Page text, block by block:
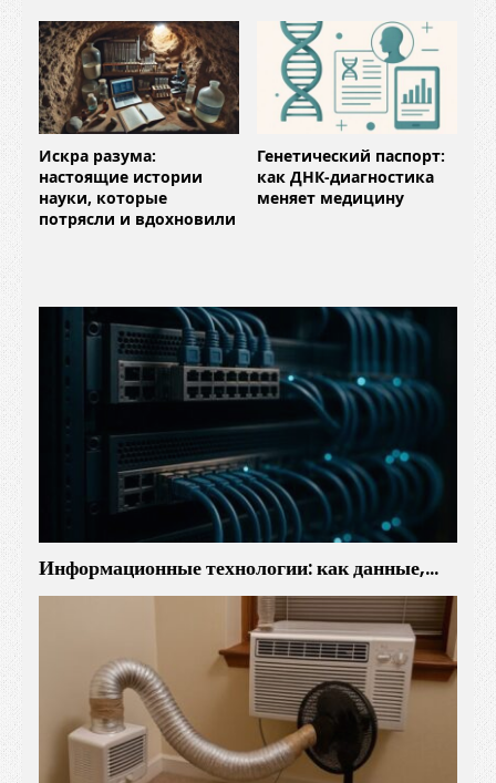
Искра разума:
настоящие истории
науки, которые
потрясли и вдохновили
Генетический паспорт:
как ДНК-диагностика
меняет медицину
Информационные технологии: как данные,…